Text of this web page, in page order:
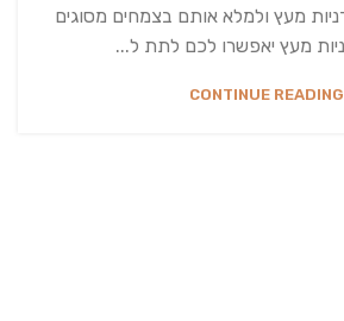
מעץ ולמלא אותם בצמחים מסוגים
מעץ יאפשרו לכם לתת ל...
CONTINUE READING